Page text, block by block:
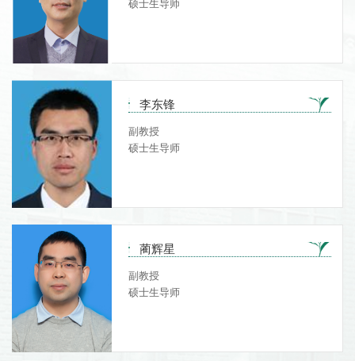
硕士生导师
李东锋
副教授
硕士生导师
蔺辉星
副教授
硕士生导师